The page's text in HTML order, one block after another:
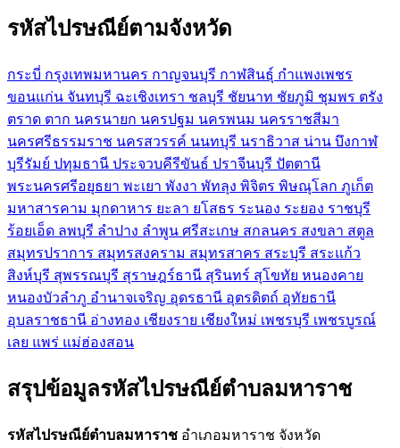
รหัสไปรษณีย์ตามจังหวัด
กระบี่ กรุงเทพมหานคร กาญจนบุรี กาฬสินธุ์ กำแพงเพชร
ขอนแก่น จันทบุรี ฉะเชิงเทรา ชลบุรี ชัยนาท ชัยภูมิ ชุมพร ตรัง
ตราด ตาก นครนายก นครปฐม นครพนม นครราชสีมา
นครศรีธรรมราช นครสวรรค์ นนทบุรี นราธิวาส น่าน บึงกาฬ
บุรีรัมย์ ปทุมธานี ประจวบคีรีขันธ์ ปราจีนบุรี ปัตตานี
พระนครศรีอยุธยา พะเยา พังงา พัทลุง พิจิตร พิษณุโลก ภูเก็ต
มหาสารคาม มุกดาหาร ยะลา ยโสธร ระนอง ระยอง ราชบุรี
ร้อยเอ็ด ลพบุรี ลำปาง ลำพูน ศรีสะเกษ สกลนคร สงขลา สตูล
สมุทรปราการ สมุทรสงคราม สมุทรสาคร สระบุรี สระแก้ว
สิงห์บุรี สุพรรณบุรี สุราษฎร์ธานี สุรินทร์ สุโขทัย หนองคาย
หนองบัวลำภู อำนาจเจริญ อุดรธานี อุตรดิตถ์ อุทัยธานี
อุบลราชธานี อ่างทอง เชียงราย เชียงใหม่ เพชรบุรี เพชรบูรณ์
เลย แพร่ แม่ฮ่องสอน
สรุปข้อมูลรหัสไปรษณีย์ตำบลมหาราช
รหัสไปรษณีย์ตำบลมหาราช อำเภอมหาราช จังหวัด